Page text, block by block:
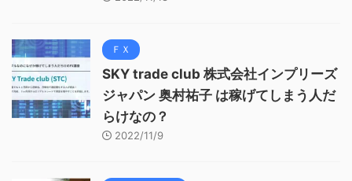
ＦＸ
SKY trade club 株式会社インプリーズ
ジャパン 奥村祐子 は稼げてしまう人だ
らけなの？
2022/11/9